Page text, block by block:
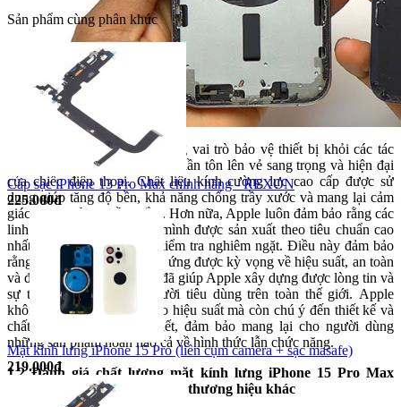
Sản phẩm này không chỉ đóng vai trò bảo vệ thiết bị khỏi các tác
động bên ngoài mà còn góp phần tôn lên vẻ sang trọng và hiện đại
của chiếc điện thoại. Chất liệu kính cường lực cao cấp được sử
dụng giúp tăng độ bền, khả năng chống trầy xước và mang lại cảm
giác mượt mà khi cầm nắm. Hơn nữa, Apple luôn đảm bảo rằng các
linh kiện và phụ kiện của mình được sản xuất theo tiêu chuẩn cao
nhất, thông qua quy trình kiểm tra nghiêm ngặt. Điều này đảm bảo
rằng mỗi sản phẩm đều đáp ứng được kỳ vọng về hiệu suất, an toàn
và độ bền. Sự cam kết này đã giúp Apple xây dựng được lòng tin và
sự trung thành từ phía người tiêu dùng trên toàn thế giới. Apple
không chỉ đặt trọng tâm vào hiệu suất mà còn chú ý đến thiết kế và
chất lượng của từng chi tiết, đảm bảo mang lại cho người dùng
những sản phẩm hoàn hảo cả về hình thức lẫn chức năng.
1.2 Đánh giá chất lượng mặt kính lưng iPhone 15 Pro Max
(luôn kính camera) so với các thương hiệu khác
Sản phẩm cùng phân khúc
Cáp sạc iPhone 13 Pro Max chính hãng - REXON
225.000đ
Mặt kính lưng iPhone 15 Pro (liền cụm camera + sạc masafe)
219.000đ